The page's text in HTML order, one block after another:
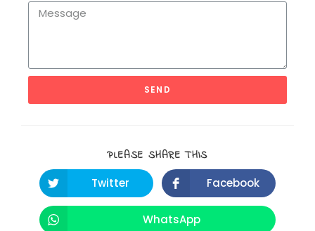
SEND
PLEASE SHARE THIS
Twitter
Facebook
WhatsApp